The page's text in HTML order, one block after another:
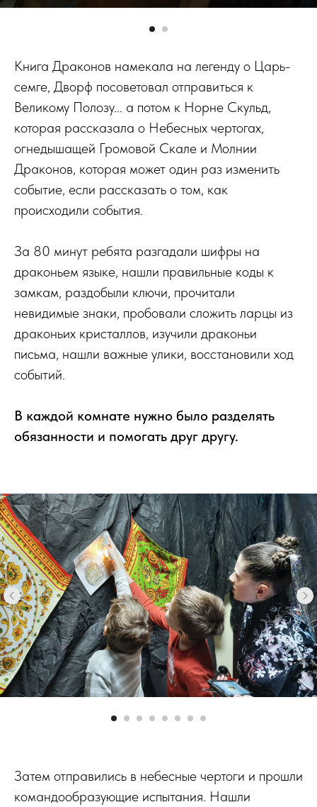
Книга Драконов намекала на легенду о Царь-
семге, Дворф посоветовал отправиться к
Великому Полозу... а потом к Норне Скульд,
которая рассказала о Небесных чертогах,
огнедышащей Громовой Скале и Молнии
Драконов, которая может один раз изменить
событие, если рассказать о том, как
происходили события.
За 80 минут ребята разгадали шифры на
драконьем языке, нашли правильные коды к
замкам, раздобыли ключи, прочитали
невидимые знаки, пробовали сложить ларцы из
драконьих кристаллов, изучили драконьи
письма, нашли важные улики, восстановили ход
событий.
В каждой комнате нужно было разделять
обязанности и помогать друг другу.
Затем отправились в небесные чертоги и прошли
командообразующие испытания. Нашли